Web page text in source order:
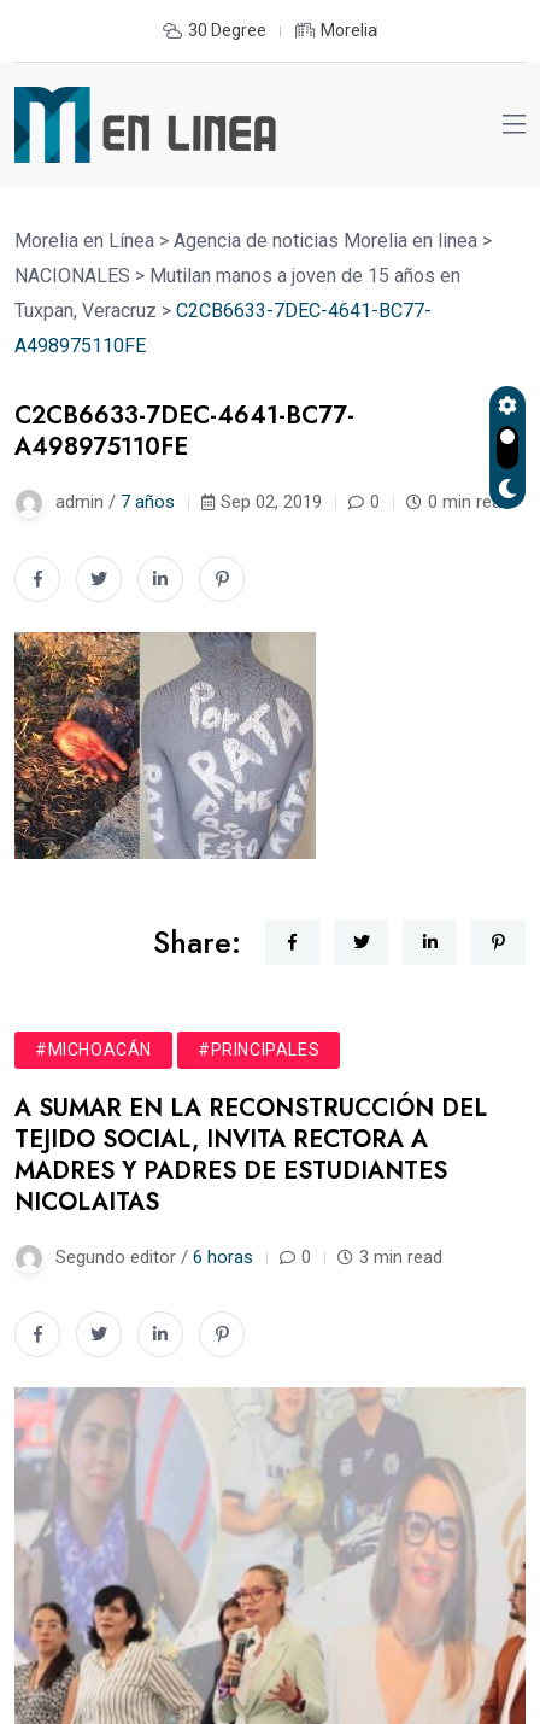
30 Degree Morelia
Morelia en Línea > Agencia de noticias Morelia en linea >
NACIONALES > Mutilan manos a joven de 15 años en
Tuxpan, Veracruz > C2CB6633-7DEC-4641-BC77-
A498975110FE
C2CB6633-7DEC-4641-BC77-
A498975110FE
admin / 7 años Sep 02, 2019 0 0 min read
Share:
#MICHOACÁN #PRINCIPALES
A SUMAR EN LA RECONSTRUCCIÓN DEL
TEJIDO SOCIAL, INVITA RECTORA A
MADRES Y PADRES DE ESTUDIANTES
NICOLAITAS
Segundo editor / 6 horas 0 3 min read